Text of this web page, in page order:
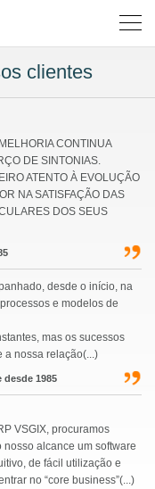
clientes
CONTINUA
DE SINTONIAS.
ATENTO À EVOLUÇÃO
NA SATISFAÇÃO DAS
DOS SEUS
desde o início, na
e modelos de
mas os sucessos
a nossa relação(...)
desde 1985
VSGIX, procuramos
alcance um software
de fácil utilização e
no “core business”(...)